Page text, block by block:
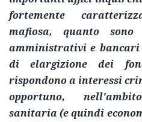
fortemente
mafiosa, quanto
amministrativi e
di elargizione dei
rispondono a interessi
opportuno,
sanitaria (e quindi